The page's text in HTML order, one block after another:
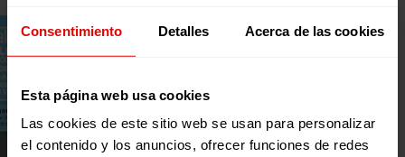
Consentimiento Detalles Acerca de las cookies
Esta página web usa cookies
Las cookies de este sitio web se usan para personalizar
el contenido y los anuncios, ofrecer funciones de redes